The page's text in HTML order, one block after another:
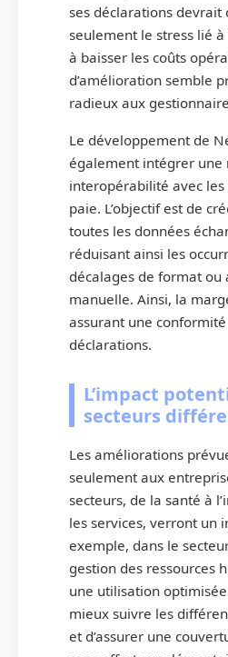
ses déclarations
seulement le stress lié
à baisser les coûts
d’amélioration semble
radieux aux
Le développement de
également intégrer une
interopérabilité avec
paie. L’objectif est de
toutes les données
réduisant ainsi les
décalages de format ou
manuelle. Ainsi, la
assurant une
déclarations.
L’impact
secteurs
Les améliorations
seulement aux
secteurs, de la santé à
les services, verront un
exemple, dans le
gestion des ressources
une utilisation
mieux suivre les
et d’assurer une